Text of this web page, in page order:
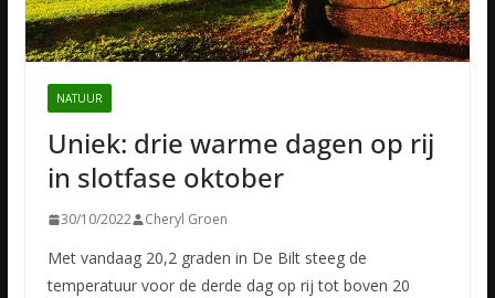
NATUUR
Uniek: drie warme dagen op rij
in slotfase oktober
30/10/2022 Cheryl Groen
Met vandaag 20,2 graden in De Bilt steeg de
temperatuur voor de derde dag op rij tot boven 20